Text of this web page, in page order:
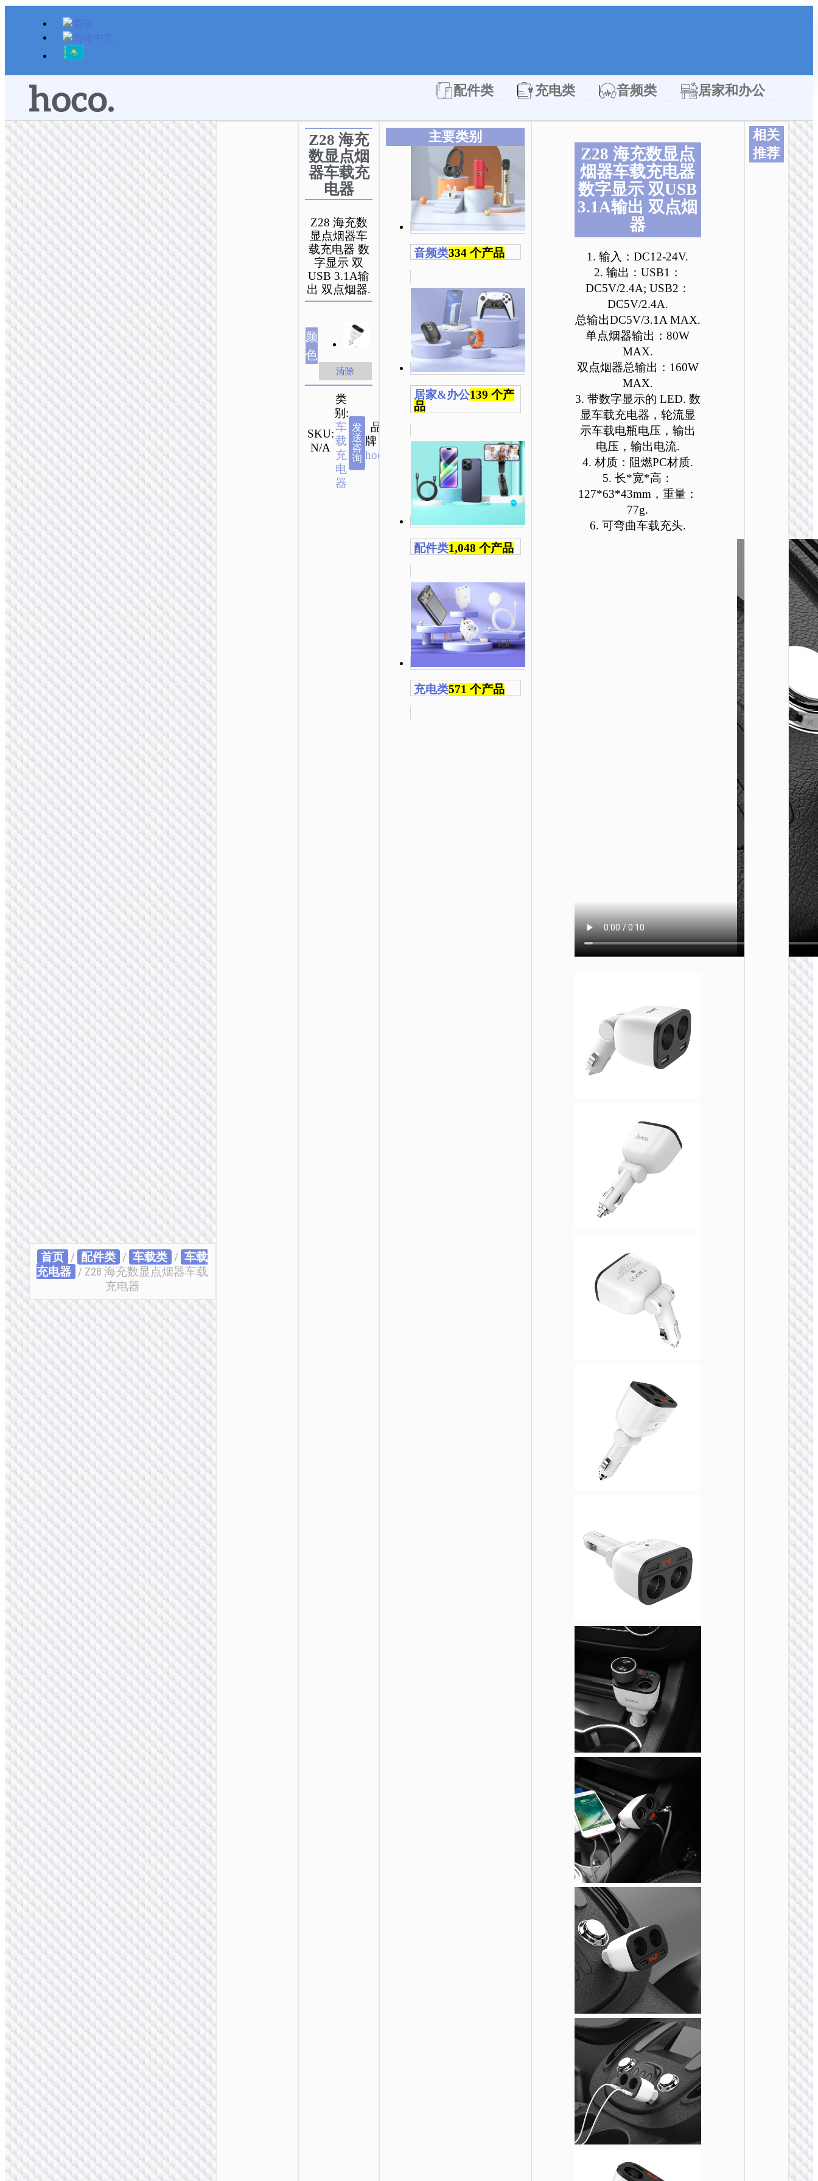
跳
配件类 Open 配件类充电类 Open 充电类音频类 Open 音频类居家和办公
首页 / 配件类 / 车载类 / 车载
充电器 / Z28 海充数显点烟器车载
充电器
Z28 海充
数显点烟
器车载充
电器
Z28 海充数
显点烟器车
载充电器 数
字显示 双
USB 3.1A输
出 双点烟器.
颜
色
清除
SKU:
N/A
类
别:
车
载
充
电
器
发
送
咨
询
品
牌：
hoco
主要类别
音频类334 个产品
居家&办公139 个产
品
配件类1,048 个产品
充电类571 个产品
Z28 海充数显点
烟器车载充电器
数字显示 双USB
3.1A输出 双点烟
器
1. 输入：DC12-24V.
2. 输出：USB1：
DC5V/2.4A; USB2：
DC5V/2.4A.
总输出DC5V/3.1A MAX.
单点烟器输出：80W
MAX.
双点烟器总输出：160W
MAX.
3. 带数字显示的 LED. 数
显车载充电器，轮流显
示车载电瓶电压，输出
电压，输出电流.
4. 材质：阻燃PC材质.
5. 长*宽*高：
127*63*43mm，重量：
77g.
6. 可弯曲车载充头.
相关
推荐
车载
Z60 荣
双
多协议
电器
Z59A
96W点
载充
车载充
Z59 悦
双
双点烟
充电
车载充
Z58B
48W
车载
车载
Z58A
48W
车载充
装
车载
Z58 悦
PD30W
电器